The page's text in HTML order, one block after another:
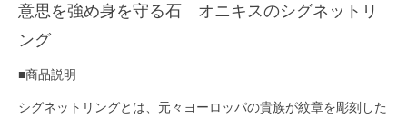
意思を強め身を守る石 オニキスのシグネットリ
ング
■商品説明
シグネットリングとは、元々ヨーロッパの貴族が紋章を彫刻した